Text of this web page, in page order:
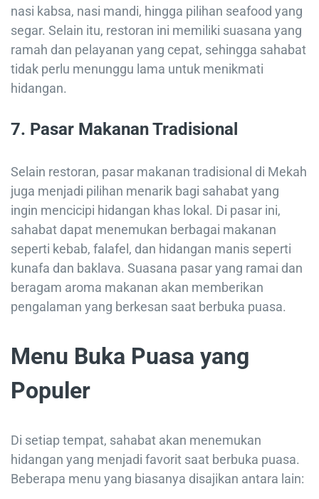
nasi kabsa, nasi mandi, hingga pilihan seafood yang
segar. Selain itu, restoran ini memiliki suasana yang
ramah dan pelayanan yang cepat, sehingga sahabat
tidak perlu menunggu lama untuk menikmati
hidangan.
7. Pasar Makanan Tradisional
Selain restoran, pasar makanan tradisional di Mekah
juga menjadi pilihan menarik bagi sahabat yang
ingin mencicipi hidangan khas lokal. Di pasar ini,
sahabat dapat menemukan berbagai makanan
seperti kebab, falafel, dan hidangan manis seperti
kunafa dan baklava. Suasana pasar yang ramai dan
beragam aroma makanan akan memberikan
pengalaman yang berkesan saat berbuka puasa.
Menu Buka Puasa yang
Populer
Di setiap tempat, sahabat akan menemukan
hidangan yang menjadi favorit saat berbuka puasa.
Beberapa menu yang biasanya disajikan antara lain: